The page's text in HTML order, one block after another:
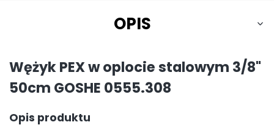
OPIS
Wężyk PEX w oplocie stalowym 3/8"
50cm GOSHE 0555.308
Opis produktu